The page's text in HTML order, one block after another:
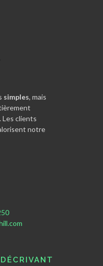
simples, mais
Les clients
notre